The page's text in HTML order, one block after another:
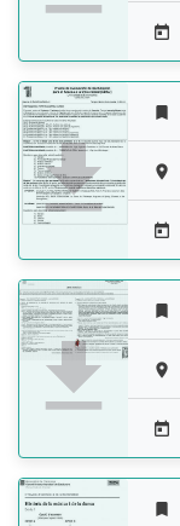









